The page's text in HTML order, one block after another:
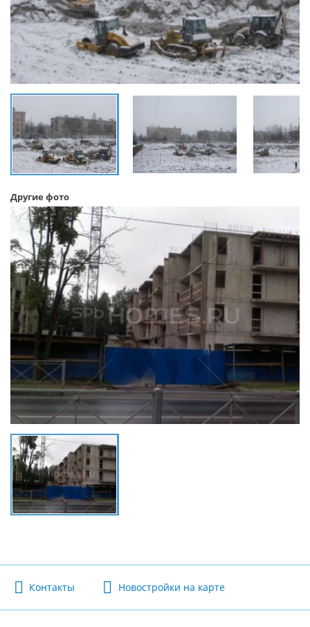
Другие фото
Контакты Новостройки на карте